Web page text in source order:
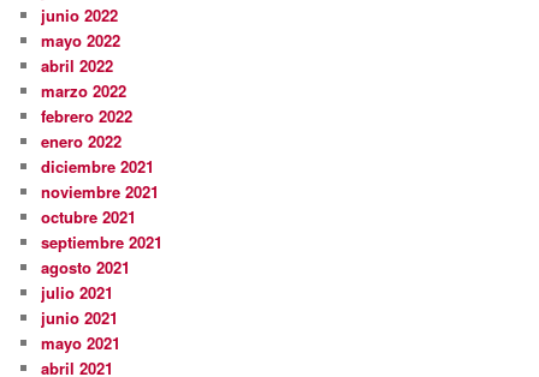
junio 2022
mayo 2022
abril 2022
marzo 2022
febrero 2022
enero 2022
diciembre 2021
noviembre 2021
octubre 2021
septiembre 2021
agosto 2021
julio 2021
junio 2021
mayo 2021
abril 2021